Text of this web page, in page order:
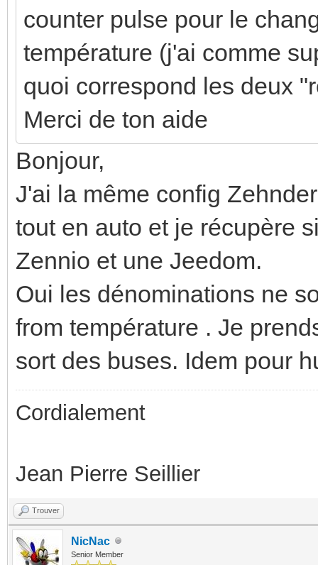
counter pulse pour le
température (j'ai comme
quoi correspond les deux
Merci de ton aide
Bonjour,
J'ai la même config
tout en auto et je récupère
Zennio et une Jeedom.
Oui les dénominations ne
from température . Je
sort des buses. Idem pour
Cordialement
Jean Pierre Seillier
Trouver
NicNac
Senior Member